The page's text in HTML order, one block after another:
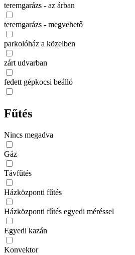
teremgarázs - az árban
teremgarázs - megvehető
parkolóház a közelben
zárt udvarban
fedett gépkocsi beálló
Fűtés
Nincs megadva
Gáz
Távfűtés
Házközponti fűtés
Házközponti fűtés egyedi méréssel
Egyedi kazán
Konvektor